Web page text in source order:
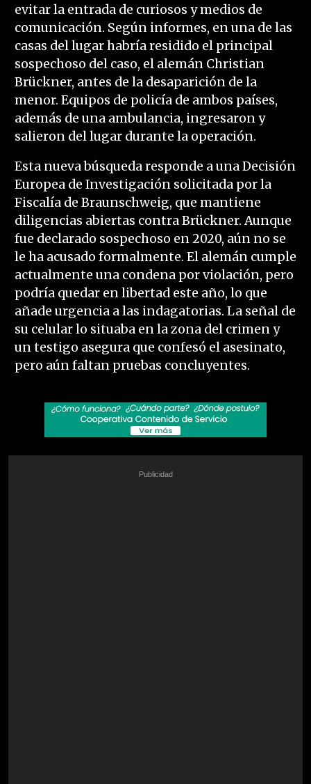
evitar la entrada de curiosos y medios de
comunicación. Según informes, en una de las
casas del lugar habría residido el principal
sospechoso del caso, el alemán Christian
Brückner, antes de la desaparición de la
menor. Equipos de policía de ambos países,
además de una ambulancia, ingresaron y
salieron del lugar durante la operación.
Esta nueva búsqueda responde a una Decisión
Europea de Investigación solicitada por la
Fiscalía de Braunschweig, que mantiene
diligencias abiertas contra Brückner. Aunque
fue declarado sospechoso en 2020, aún no se
le ha acusado formalmente. El alemán cumple
actualmente una condena por violación, pero
podría quedar en libertad este año, lo que
añade urgencia a las indagatorias. La señal de
su celular lo situaba en la zona del crimen y
un testigo asegura que confesó el asesinato,
pero aún faltan pruebas concluyentes.